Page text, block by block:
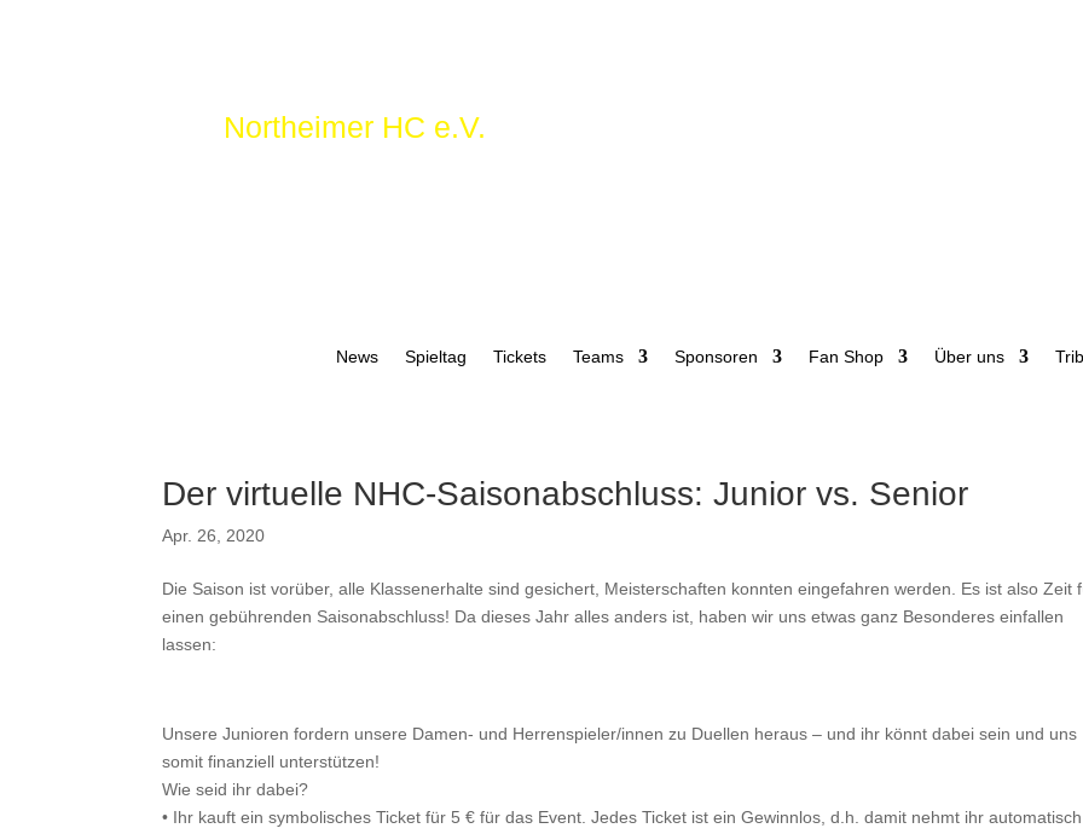
Northeimer HC e.V.
News Spieltag Tickets Teams Sponsoren Fan Shop Über uns
Der virtuelle NHC-Saisonabschluss: Junior vs. Senior
Apr. 26, 2020
Die Saison ist vorüber, alle Klassenerhalte sind gesichert, Meisterschaften konnten eingefahren werden. Es ist also Zeit
einen gebührenden Saisonabschluss! Da dieses Jahr alles anders ist, haben wir uns etwas ganz Besonderes einfallen
lassen:
Unsere Junioren fordern unsere Damen- und Herrenspieler/innen zu Duellen heraus – und ihr könnt dabei sein und uns
somit finanziell unterstützen!
Wie seid ihr dabei?
• Ihr kauft ein symbolisches Ticket für 5 € für das Event. Jedes Ticket ist ein Gewinnlos, d.h. damit nehmt ihr